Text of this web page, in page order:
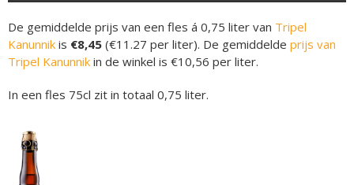
De gemiddelde prijs van een fles á 0,75 liter van Tripel
Kanunnik is €8,45 (€11.27 per liter). De gemiddelde prijs van
Tripel Kanunnik in de winkel is €10,56 per liter.
In een fles 75cl zit in totaal 0,75 liter.